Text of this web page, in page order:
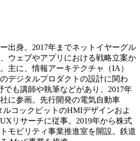
出身。2017年までネットイヤーグル
ウェブやアプリにおける戦略立案か
主に、情報アーキテクチャ（IA）
デジタルプロダクトの設計に関わ
でも講師や執筆などがあり、2017年
に参画。先行開発の電気自動車
ルコックピットのHMIデザインおよ
リサーチに従事。2019年から株式
モビリティ事業推進室を開設。鉄道